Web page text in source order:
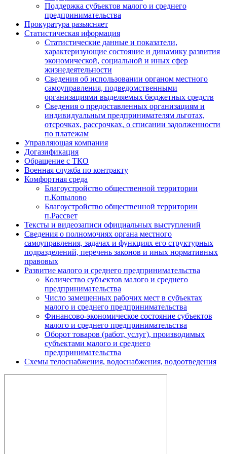
Поддержка субъектов малого и среднего
предпринимательства
Прокуратура разьясняет
Статистическая иформация
Статистические данные и показатели,
характеризующие состояние и динамику развития
экономической, социальной и иных сфер
жизнедеятельности
Сведения об использовании органом местного
самоуправления, подведомственными
организациями выделяемых бюджетных средств
Сведения о предоставленных организациям и
индивидуальным предпринимателям льготах,
отсрочках, рассрочках, о списании задолженности
по платежам
Управляющая компания
Догазификация
Обращение с ТКО
Военная служба по контракту
Комфортная среда
Благоустройство общественной территории
п.Копылово
Благоустройство общественной территории
п.Рассвет
Тексты и видеозаписи официальных выступлений
Сведения о полномочиях органа местного
самоуправления, задачах и функциях его структурных
подразделений, перечень законов и иных нормативных
правовых
Развитие малого и среднего предпринимательства
Количество субъектов малого и среднего
предпринимательства
Число замещенных рабочих мест в субъектах
малого и среднего предпринимательства
Финансово-экономическое состояние субъектов
малого и среднего предпринимательства
Оборот товаров (работ, услуг), производимых
субъектами малого и среднего
предпринимательства
Схемы телоснабжения, водоснабжения, водоотведения